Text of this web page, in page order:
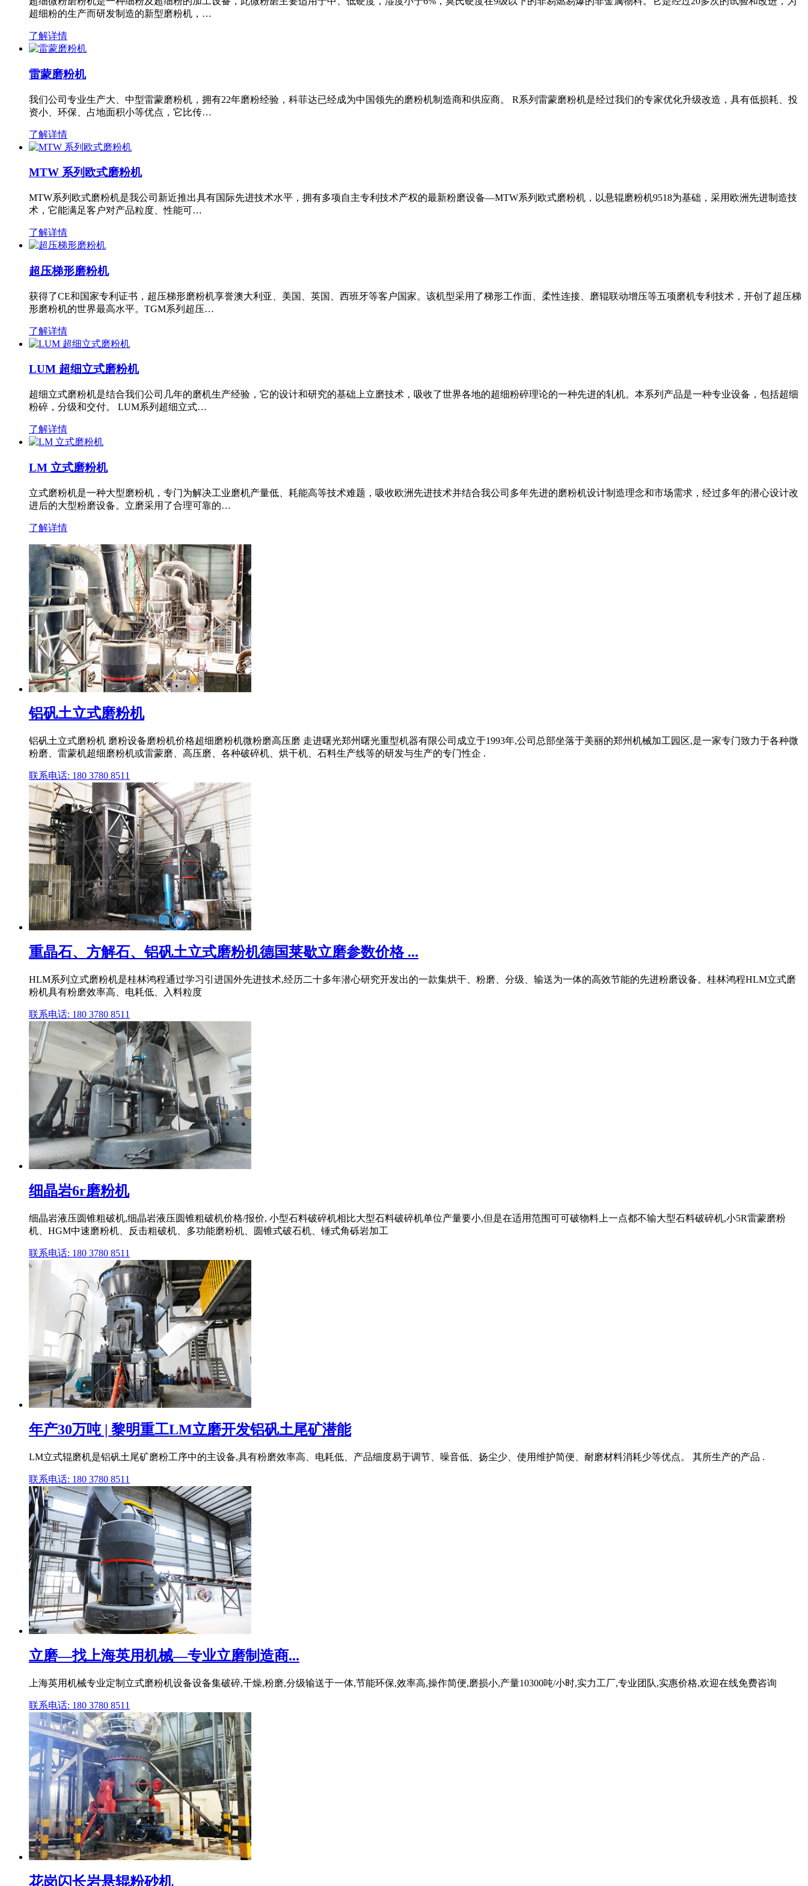
超细粉的生产而研发制造的新型磨粉机，…
了解详情
雷蒙磨粉机
我们公司专业生产大、中型雷蒙磨粉机，拥有22年磨粉经验，科菲达已经成为中国领先的磨粉机制造商和供应商。 R系列雷蒙磨粉机是经过我们的专家优化升级改造，具有低损耗、投
资小、环保、占地面积小等优点，它比传…
了解详情
MTW 系列欧式磨粉机
MTW系列欧式磨粉机是我公司新近推出具有国际先进技术水平，拥有多项自主专利技术产权的最新粉磨设备—MTW系列欧式磨粉机，以悬辊磨粉机9518为基础，采用欧洲先进制造技
术，它能满足客户对产品粒度、性能可…
了解详情
超压梯形磨粉机
获得了CE和国家专利证书，超压梯形磨粉机享誉澳大利亚、美国、英国、西班牙等客户国家。该机型采用了梯形工作面、柔性连接、磨辊联动增压等五项磨机专利技术，开创了超压梯
形磨粉机的世界最高水平。TGM系列超压…
了解详情
LUM 超细立式磨粉机
超细立式磨粉机是结合我们公司几年的磨机生产经验，它的设计和研究的基础上立磨技术，吸收了世界各地的超细粉碎理论的一种先进的轧机。本系列产品是一种专业设备，包括超细
粉碎，分级和交付。 LUM系列超细立式…
了解详情
LM 立式磨粉机
立式磨粉机是一种大型磨粉机，专门为解决工业磨机产量低、耗能高等技术难题，吸收欧洲先进技术并结合我公司多年先进的磨粉机设计制造理念和市场需求，经过多年的潜心设计改
进后的大型粉磨设备。立磨采用了合理可靠的…
了解详情
铝矾土立式磨粉机
铝矾土立式磨粉机 磨粉设备磨粉机价格超细磨粉机微粉磨高压磨 走进曙光郑州曙光重型机器有限公司成立于1993年,公司总部坐落于美丽的郑州机械加工园区,是一家专门致力于各种微
粉磨、雷蒙机超细磨粉机或雷蒙磨、高压磨、各种破碎机、烘干机、石料生产线等的研发与生产的专门性企 .
联系电话: 180 3780 8511
重晶石、方解石、铝矾土立式磨粉机德国莱歇立磨参数价格 ...
HLM系列立式磨粉机是桂林鸿程通过学习引进国外先进技术,经历二十多年潜心研究开发出的一款集烘干、粉磨、分级、输送为一体的高效节能的先进粉磨设备。桂林鸿程HLM立式磨
粉机具有粉磨效率高、电耗低、入料粒度
联系电话: 180 3780 8511
细晶岩6r磨粉机
细晶岩液压圆锥粗破机,细晶岩液压圆锥粗破机价格/报价, 小型石料破碎机相比大型石料破碎机单位产量要小,但是在适用范围可可破物料上一点都不输大型石料破碎机,小5R雷蒙磨粉
机、HGM中速磨粉机、反击粗破机、多功能磨粉机、圆锥式破石机、锤式角砾岩加工
联系电话: 180 3780 8511
年产30万吨 | 黎明重工LM立磨开发铝矾土尾矿潜能
LM立式辊磨机是铝矾土尾矿磨粉工序中的主设备,具有粉磨效率高、电耗低、产品细度易于调节、噪音低、扬尘少、使用维护简便、耐磨材料消耗少等优点。 其所生产的产品 .
联系电话: 180 3780 8511
立磨—找上海英用机械—专业立磨制造商...
上海英用机械专业定制立式磨粉机设备设备集破碎,干燥,粉磨,分级输送于一体,节能环保,效率高,操作简便,磨损小,产量10300吨/小时,实力工厂,专业团队,实惠价格,欢迎在线免费咨询
联系电话: 180 3780 8511
花岗闪长岩悬辊粉砂机